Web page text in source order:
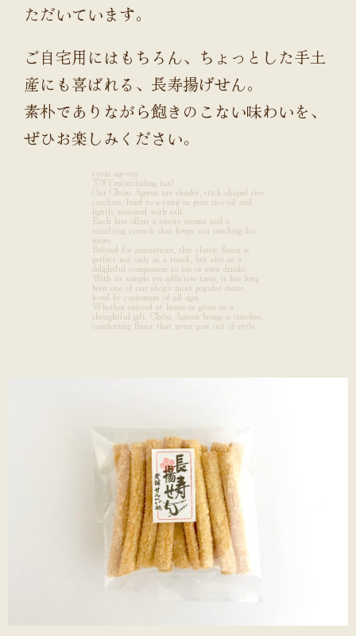
ただいています。
ご自宅用にはもちろん、ちょっとした手土
産にも喜ばれる、長寿揚げせん。
素朴でありながら飽きのこない味わいを、
ぜひお楽しみください。
cyoju age-sen
378Yen(including tax)
Our Chōju Agesen are slender, stick-shaped rice
crackers, fried to a crisp in pure rice oil and
lightly seasoned with salt.
Each bite offers a savory aroma and a
satisfying crunch that keeps you reaching for
more.
Beloved for generations, this classic flavor is
perfect not only as a snack, but also as a
delightful companion to tea or even drinks.
With its simple yet addictive taste, it has long
been one of our shop’s most popular items,
loved by customers of all ages.
Whether enjoyed at home or given as a
thoughtful gift, Chōju Agesen brings a timeless,
comforting flavor that never goes out of style.